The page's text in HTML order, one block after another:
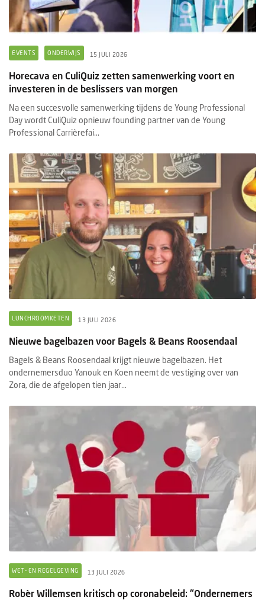
EVENTS ONDERWIJS 15 JULI 2026
Horecava en CuliQuiz zetten samenwerking voort en
investeren in de beslissers van morgen
Na een succesvolle samenwerking tijdens de Young Professional
Day wordt CuliQuiz opnieuw founding partner van de Young
Professional Carrièrefai...
LUNCHROOMKETEN 13 JULI 2026
Nieuwe bagelbazen voor Bagels & Beans Roosendaal
Bagels & Beans Roosendaal krijgt nieuwe bagelbazen. Het
ondernemersduo Yanouk en Koen neemt de vestiging over van
Zora, die de afgelopen tien jaar...
WET- EN REGELGEVING 13 JULI 2026
Robèr Willemsen kritisch op coronabeleid: “Ondernemers